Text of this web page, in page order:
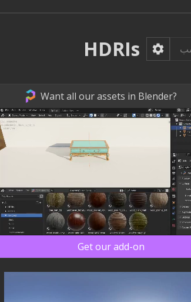
HDRIs
Want all our assets in Blender?
Get our add-on